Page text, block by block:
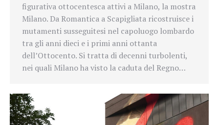
figurativa ottocentesca attivi a Milano, la mostra
Milano. Da Romantica a Scapigliata ricostruisce i
mutamenti susseguitesi nel capoluogo lombardo
tra gli anni dieci e i primi anni ottanta
dell’Ottocento. Si tratta di decenni turbolenti,
nei quali Milano ha visto la caduta del Regno…